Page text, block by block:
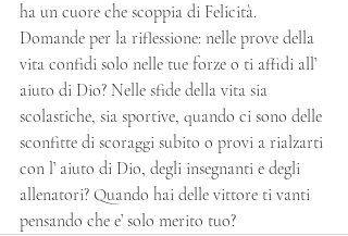
ha un cuore che scoppia di Felicità.
Domande per la riflessione: nelle prove della
vita confidi solo nelle tue forze o ti affidi all’
aiuto di Dio? Nelle sfide della vita sia
scolastiche, sia sportive, quando ci sono delle
sconfitte di scoraggi subito o provi a rialzarti
con l’ aiuto di Dio, degli insegnanti e degli
allenatori? Quando hai delle vittore ti vanti
pensando che e’ solo merito tuo?